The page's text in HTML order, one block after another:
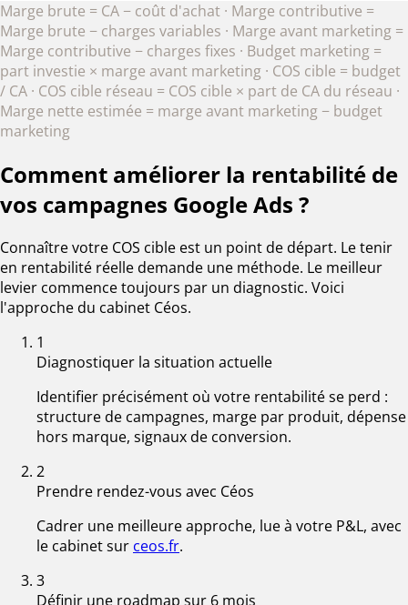
Marge brute = CA − coût d'achat · Marge contributive =
Marge brute − charges variables · Marge avant marketing =
Marge contributive − charges fixes · Budget marketing =
part investie × marge avant marketing · COS cible = budget
/ CA · COS cible réseau = COS cible × part de CA du réseau ·
Marge nette estimée = marge avant marketing − budget
marketing
Comment améliorer la rentabilité de
vos campagnes Google Ads ?
Connaître votre COS cible est un point de départ. Le tenir
en rentabilité réelle demande une méthode. Le meilleur
levier commence toujours par un diagnostic. Voici
l'approche du cabinet Céos.
1
Diagnostiquer la situation actuelle
Identifier précisément où votre rentabilité se perd :
structure de campagnes, marge par produit, dépense
hors marque, signaux de conversion.
2
Prendre rendez-vous avec Céos
Cadrer une meilleure approche, lue à votre P&L, avec
le cabinet sur ceos.fr.
3
Définir une roadmap sur 6 mois